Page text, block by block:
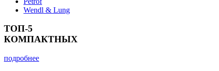
Wendl & Lung
ТОП-5
КОМПАКТНЫХ
подробнее